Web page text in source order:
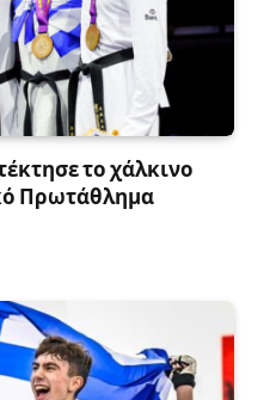
το χάλκινο
Πρωτάθλημα